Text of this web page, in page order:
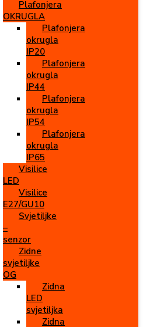
Plafonjera
OKRUGLA
Plafonjera
okrugla
IP20
Plafonjera
okrugla
IP44
Plafonjera
okrugla
IP54
Plafonjera
okrugla
IP65
Visilice
LED
Visilice
E27/GU10
Svjetiljke
–
senzor
Zidne
svjetiljke
OG
Zidna
LED
svjetiljka
Zidna